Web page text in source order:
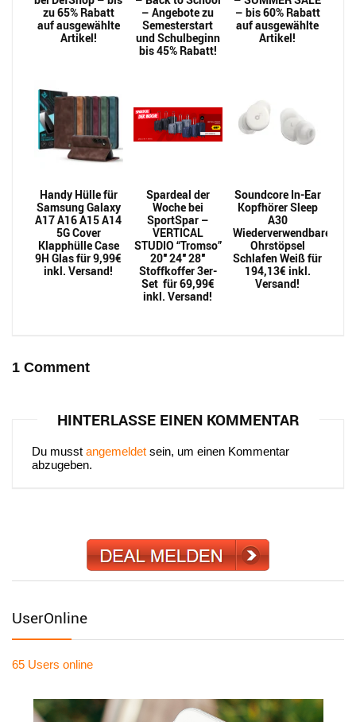
zu 65% Rabatt
auf ausgewählte
Artikel!
– Angebote zu
Semesterstart
und Schulbeginn
bis 45% Rabatt!
– bis 60% Rabatt
auf ausgewählte
Artikel!
Handy Hülle für
Samsung Galaxy
A17 A16 A15 A14
5G Cover
Klapphülle Case
9H Glas für 9,99€
inkl. Versand!
Spardeal der
Woche bei
SportSpar –
VERTICAL
STUDIO “Tromso”
20″ 24″ 28″
Stoffkoffer 3er-
Set für 69,99€
inkl. Versand!
Soundcore In-Ear
Kopfhörer Sleep
A30
Wiederverwendbarer
Ohrstöpsel
Schlafen Weiß für
194,13€ inkl.
Versand!
1 Comment
HINTERLASSE EINEN KOMMENTAR
Du musst angemeldet sein, um einen Kommentar
abzugeben.
UserOnline
65 Users online